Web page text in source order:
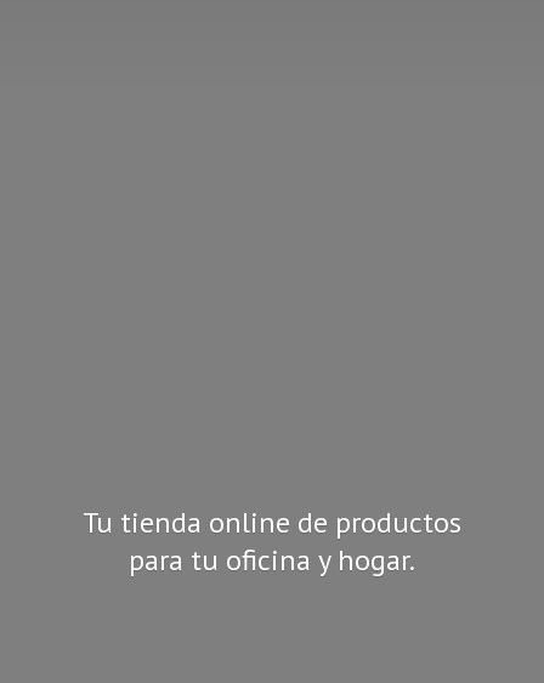
Tu tienda online de productos
para tu oficina y hogar.